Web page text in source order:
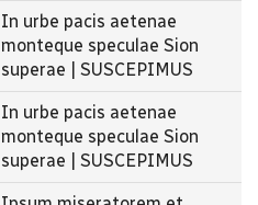
In urbe pacis aetenae
monteque speculae Sion
superae | SUSCEPIMUS
In urbe pacis aetenae
monteque speculae Sion
superae | SUSCEPIMUS